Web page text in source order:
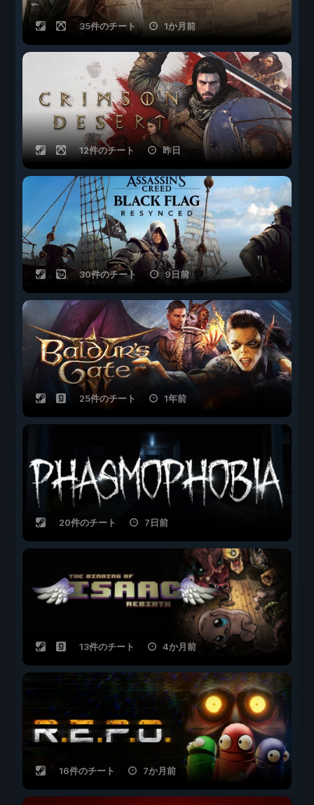
35件のチート 1か月前
12件のチート 昨日
30件のチート 9日前
25件のチート 1年前
20件のチート 7日前
13件のチート 4か月前
16件のチート 7か月前